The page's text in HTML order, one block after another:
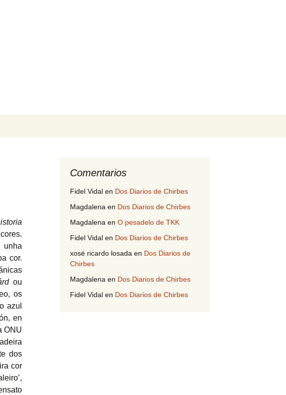
unha
cor.
ou
os
azul
en
ONU
dos
cor
Comentarios
Fidel Vidal en Dos Diarios de Chirbes
Magdalena en Dos Diarios de Chirbes
Magdalena en O pesadelo de TKK
Fidel Vidal en Dos Diarios de Chirbes
xosé ricardo losada en Dos Diarios de
Chirbes
Magdalena en Dos Diarios de Chirbes
Fidel Vidal en Dos Diarios de Chirbes